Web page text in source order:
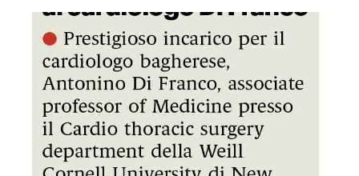
GDS 13/07/2024 Incarico statunitense al cardiologo Di